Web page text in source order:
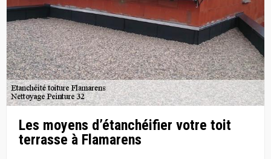
Les moyens d’étanchéifier votre toit
terrasse à Flamarens